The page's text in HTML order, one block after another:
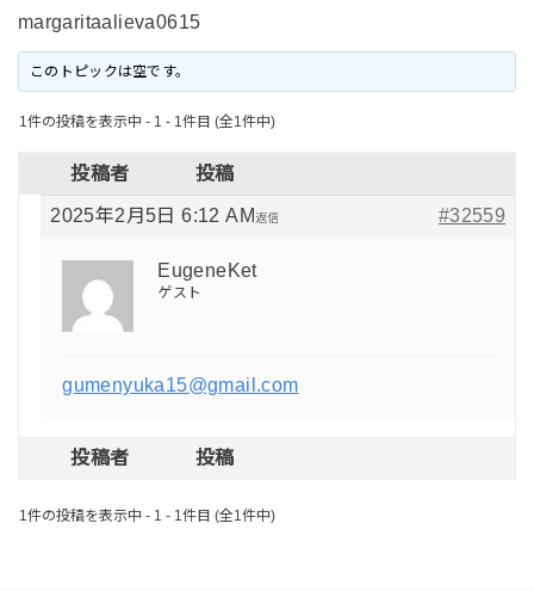
margaritaalieva0615
このトピックは空です。
1件の投稿を表示中 - 1 - 1件目 (全1件中)
投稿者 投稿
2025年2月5日 6:12 AM #32559
返信
EugeneKet
ゲスト
gumenyuka15@gmail.com
投稿者 投稿
1件の投稿を表示中 - 1 - 1件目 (全1件中)